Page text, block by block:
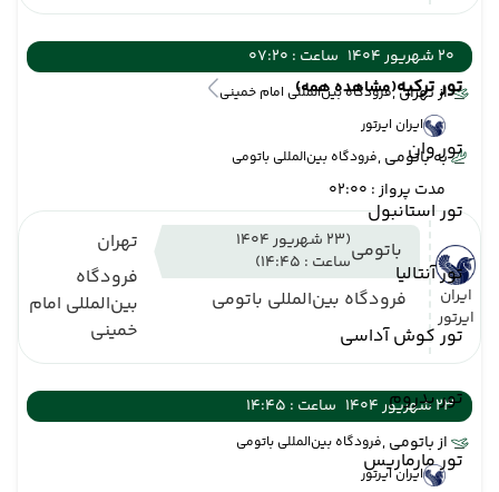
تور ترکیه(مشاهده همه)
تور وان
تور استانبول
تور آنتالیا
تور کوش آداسی
تور بدروم
تور مارماریس
20 شهریور 1404
ساعت : 07:20
از تهران ,فرودگاه بین‌المللی امام خمینی
ایران ایرتور
به باتومی ,فرودگاه بین‌المللی باتومی
مدت پرواز : 02:00
ایران
ایرتور
باتومی
(23 شهریور 1404
ساعت : 14:45)
فرودگاه بین‌المللی باتومی
تهران
فرودگاه
بین‌المللی امام
خمینی
23 شهریور 1404
ساعت : 14:45
از باتومی ,فرودگاه بین‌المللی باتومی
ایران ایرتور